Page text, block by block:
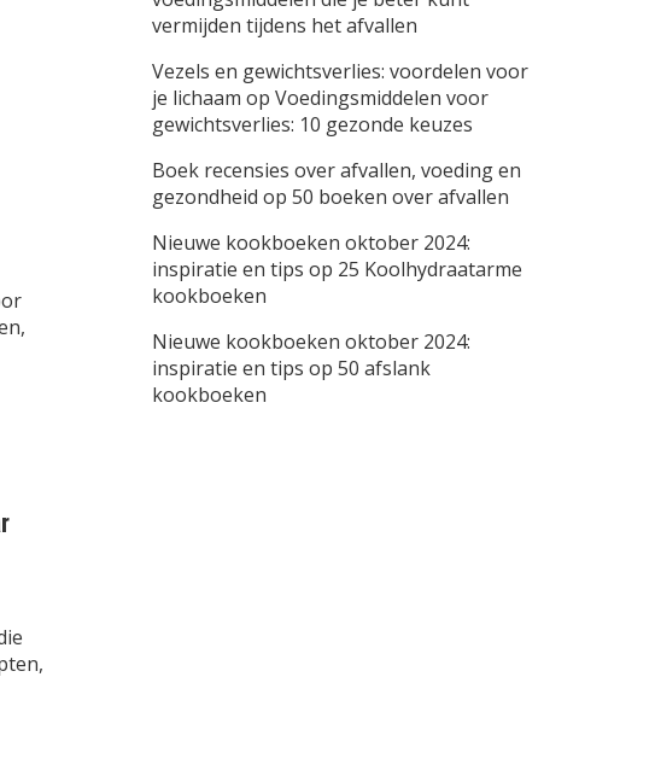
vermijden tijdens het afvallen
Vezels en gewichtsverlies: voordelen voor
je lichaam op Voedingsmiddelen voor
gewichtsverlies: 10 gezonde keuzes
Boek recensies over afvallen, voeding en
gezondheid op 50 boeken over afvallen
Nieuwe kookboeken oktober 2024:
inspiratie en tips op 25 Koolhydraatarme
kookboeken
Nieuwe kookboeken oktober 2024:
inspiratie en tips op 50 afslank
kookboeken